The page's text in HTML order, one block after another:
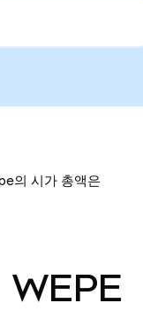
의 시가 총액은
WEPE